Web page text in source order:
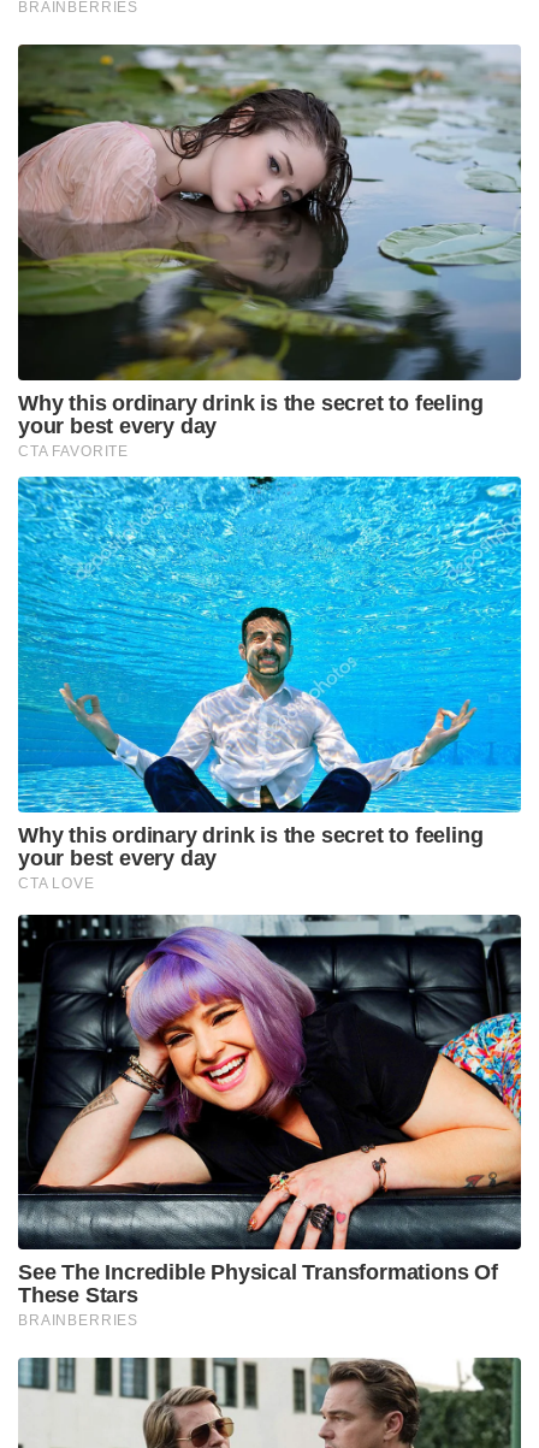
കശ്മീരിലെ റാസി ജില്ലയിൽ ശിവഖോരി
ക്ഷേത്രത്തിൽ തീർഥാടനം കഴിഞ്ഞ് മടങ്ങിയവർ
സഞ്ചരിച്ച ബസിന് നേരെ ജൂൺ ഒമ്പതിന് നടന്ന
ആക്രമണത്തിന് നേതൃത്വം നൽകിയതും
ഖത്തലാണെന്ന് സുരക്ഷ ഉദ്യോഗസ്ഥർ പറയുന്നു. 2023
ജനുവരി ഒന്നിന് നടന്ന രജൗരി ആക്രമണം
സംബന്ധിച്ച ദേശീയ അന്വേഷണ ഏജൻസിയുടെ
കുറ്റപത്രത്തിൽ അബു ഖത്തലും ഉൾപ്പെട്ടിരുന്നു.
അതിർത്തിഗ്രാമങ്ങളിൽ ഒളിച്ചുതാമസിച്ച്
ഭീകരസംഘത്തിലേക്ക് യുവാക്കളെ റിക്രൂട്ട്
ചെയ്യുന്നതിൽ പ്രധാനിയായ ഖത്തർ,
അലി,ഹബീബുള്ള,മുഹമ്മദ് ഖാസിം എന്നിങ്ങനെ പല
പേരുകളിലാണ് അറിയപ്പെട്ടിരുന്നത്. 2002-2003
കലഘട്ടത്തിലാണ് പാക് പൗരനായ ഇയാൾ
ഇന്ത്യയിലേക്ക് കടന്നതും ഭീകരപ്രവർത്തനങ്ങൾ
ആരംഭിച്ചതും.
കഴിഞ്ഞ കുറച്ച് നാളുകളായി പാകിസ്താനിൽ
അജ്ഞാതരുടെ വിളയാട്ടമാണ്. ഇന്ത്യയുടെ
ശത്രുക്കളായ നിരവധി ഭീകരർ പാകിസ്താനിൽ വച്ച്
അജ്ഞാതരുടെ ആക്രമണത്തിൽ കൊല്ലപ്പെട്ടിരുന്നു.
ഇന്ത്യൻ ചാരനെന്ന് ആരോപിച്ച് പാകിസ്താനിൽ
വധശിക്ഷയ്ക്ക് വിധിക്കപ്പെട്ട കുൽഭൂഷൺ യാദവിനെ
പിടികൂടാൻ സഹായിച്ച മതപണ്ഡിതനും
പാകിസ്താനിൽ അജ്ഞാതരുടെ വെടിയേറ്റ്
കഴിഞ്ഞയാഴ്ച കൊല്ലപ്പെട്ടു. പാക് മണ്ണിൽ തുടരെ
തുടരെ അജ്ഞാതരുടെ കൈകളാൽ കൊല്ലപ്പെടുന്ന
ഭീകരരുടെ എണ്ണം വർദ്ധിക്കുകയാണ്. ഈ
കൊലപാതകങ്ങളിലെ പ്രതികളെ ഇതുവരെ പാക്
പട്ടാളത്തിന് കണ്ടെത്താനായിട്ടില്ലെന്നതാണ് ശ്രദ്ധേയം.
എതിർ ഗ്രൂപ്പുകളൊന്നും ഉത്തരവാദിത്വമേറ്റ്
രംഗത്തെത്തിയിട്ടുമില്ല. സമീപകാലത്ത് കൊല്ലപ്പെട്ട
ഭീകരരെല്ലാം ഇന്ത്യ തേടുന്നവരാണെന്നതും പ്രധാനപ്പെട്ട
വസ്തുതയാണ്. ഈ കൊലപാതകങ്ങൾ പാക്
ചാരസംഘടനയായ ഐഎസ്ഐയെ കുറച്ചൊന്നുമല്ല
അസ്വസ്ഥമാക്കിയത്. അജ്ഞാതർ മരണം
വിതയ്ക്കാനാരംഭിച്ചതിന് പിന്നാലെ തങ്ങളുടെ
സ്വന്തക്കാരായ ഭീകരരെ ഐഎസ്‌ഐ
മാളങ്ങളിലൊളിപ്പിച്ചതായി റിപ്പോർട്ടുകളുണ്ടായിരുന്നു.
ഇതോടെ രാജ്യത്തിന്റെ സുരക്ഷയ്ക്ക് വിഘാതം
സൃഷ്ടിക്കുന്നവരെ ഇല്ലാതാക്കാനുള്ള കിൽ ലിസ്റ്റ്
ഉയരുകയാണ്. ഇന്ത്യയുടെ ശത്രുക്കളെ
കൊലപ്പെടുത്തുന്ന അജ്ഞാതരുടെ ഈ കിൽ ലിസ്റ്റിൽ
അടുത്തതാരാണെന്നാണ് ചർച്ച.